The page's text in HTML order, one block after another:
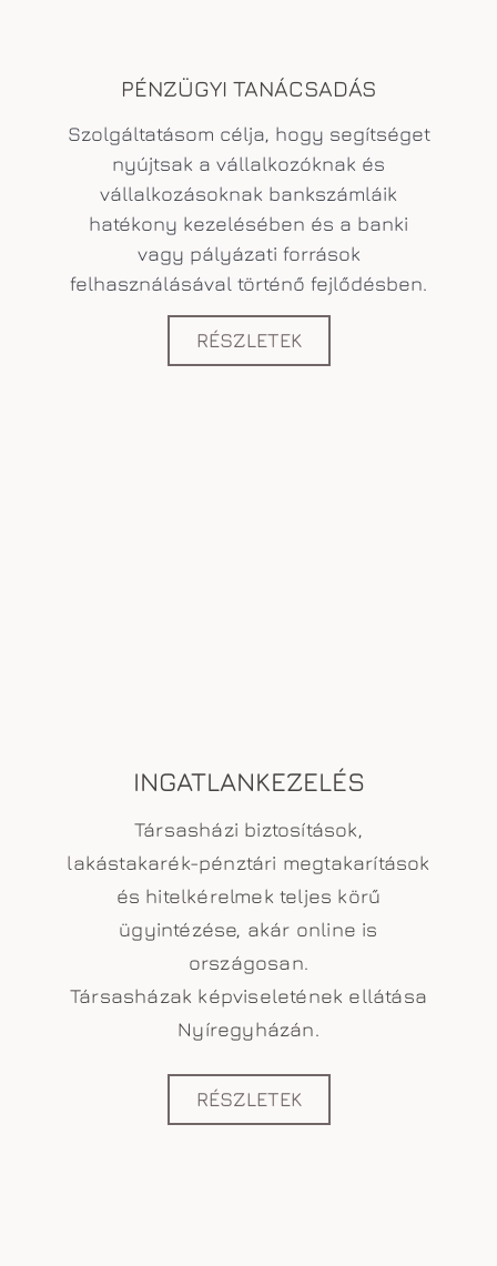
PÉNZÜGYI TANÁCSADÁS
Szolgáltatásom célja, hogy segítséget
nyújtsak a vállalkozóknak és
vállalkozásoknak bankszámláik
hatékony kezelésében és a banki
vagy pályázati források
felhasználásával történő fejlődésben.
RÉSZLETEK
INGATLANKEZELÉS
Társasházi biztosítások,
lakástakarék-pénztári megtakarítások
és hitelkérelmek teljes körű
ügyintézése, akár online is
országosan.
Társasházak képviseletének ellátása
Nyíregyházán.
RÉSZLETEK